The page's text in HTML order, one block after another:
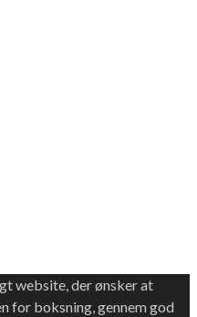
website, der ønsker at
for boksning, gennem god